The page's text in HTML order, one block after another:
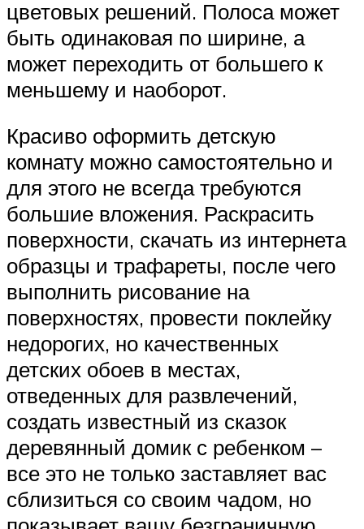
цветовых решений. Полоса может
быть одинаковая по ширине, а
может переходить от большего к
меньшему и наоборот.
Красиво оформить детскую
комнату можно самостоятельно и
для этого не всегда требуются
большие вложения. Раскрасить
поверхности, скачать из интернета
образцы и трафареты, после чего
выполнить рисование на
поверхностях, провести поклейку
недорогих, но качественных
детских обоев в местах,
отведенных для развлечений,
создать известный из сказок
деревянный домик с ребенком –
все это не только заставляет вас
сблизиться со своим чадом, но